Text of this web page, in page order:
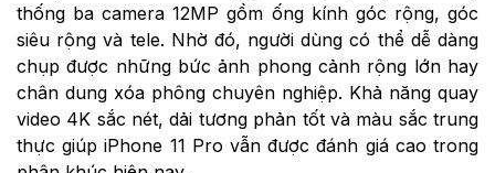
thống ba camera 12MP gồm ống kính góc rộng, góc
siêu rộng và tele. Nhờ đó, người dùng có thể dễ dàng
chụp được những bức ảnh phong cảnh rộng lớn hay
chân dung xóa phông chuyên nghiệp. Khả năng quay
video 4K sắc nét, dải tương phản tốt và màu sắc trung
thực giúp iPhone 11 Pro vẫn được đánh giá cao trong